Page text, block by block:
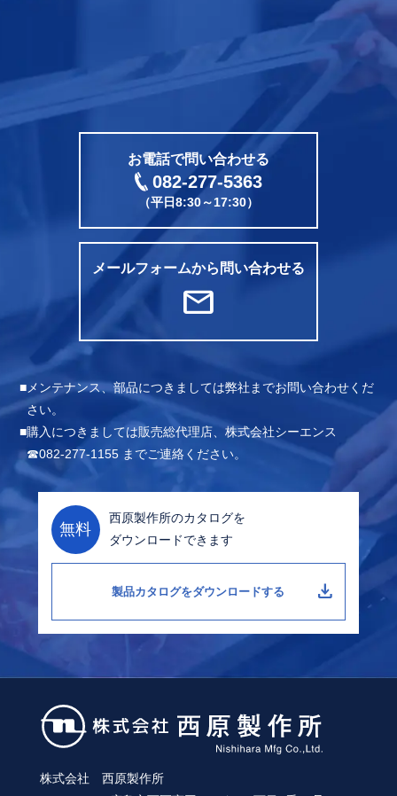
CONTACT
お電話で問い合わせる
082-277-5363
（平日8:30～17:30）
メールフォームから問い合わせる
mail
メンテナンス、部品につきましては弊社までお問い合わせくだ
さい。
購入につきましては販売総代理店、株式会社シーエンス
☎082-277-1155 までご連絡ください。
無料
西原製作所のカタログを
ダウンロードできます
製品カタログをダウンロードする download
株式会社 西原製作所